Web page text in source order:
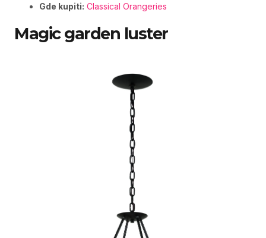
Gde kupiti: Classical Orangeries
Magic garden luster